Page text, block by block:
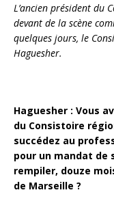
L’ancien président du
devant de la scène
quelques jours, le
Haguesher.
Haguesher : Vous
du Consistoire
succédez au
pour un mandat de
rempiler, douze
de Marseille ?